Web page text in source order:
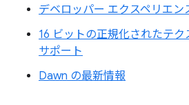
デベロッパー エクスペリエン
16 ビットの正規化されたテ
サポート
Dawn の最新情報